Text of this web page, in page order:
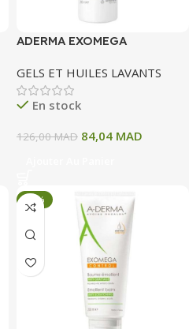
ADERMA EXOMEGA
EMOLLIENT VISAGE CORPS
200 ML
GELS ET HUILES LAVANTS
En stock
126,00MAD 84,04 MAD
-33%